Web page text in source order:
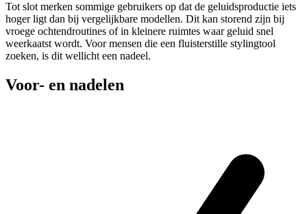
Tot slot merken sommige gebruikers op dat de geluidsproductie iets
hoger ligt dan bij vergelijkbare modellen. Dit kan storend zijn bij
vroege ochtendroutines of in kleinere ruimtes waar geluid snel
weerkaatst wordt. Voor mensen die een fluisterstille stylingtool
zoeken, is dit wellicht een nadeel.
Voor- en nadelen